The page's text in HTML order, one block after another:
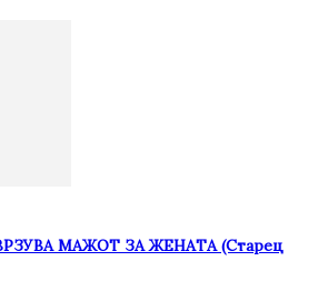
МАЖОТ ЗА ЖЕНАТА (Старец